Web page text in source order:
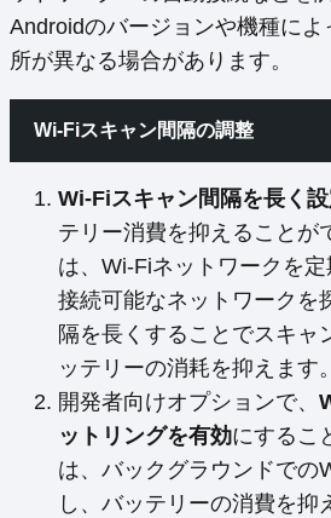
Androidのバージョンや機種に
所が異なる場合があります。
Wi-Fiスキャン間隔の調整
Wi-Fiスキャン間隔を長く
テリー消費を抑えることが
は、Wi-Fiネットワークを
接続可能なネットワークを
隔を長くすることでスキャ
ッテリーの消耗を抑えます。
開発者向けオプションで、
ットリングを有効にするこ
は、バックグラウンドでの
し、バッテリーの消費を抑